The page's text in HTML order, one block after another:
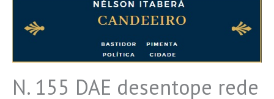
N. 155 DAE desentope rede